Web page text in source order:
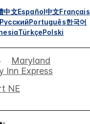
中文Español中文Français
РусскийPortuguês한국어
TürkçePolski
Maryland
Inn Express
NE